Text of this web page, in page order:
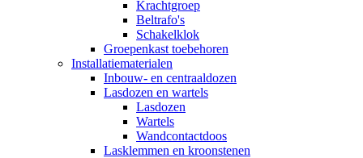
Krachtgroep
Beltrafo's
Schakelklok
Groepenkast toebehoren
Installatiematerialen
Inbouw- en centraaldozen
Lasdozen en wartels
Lasdozen
Wartels
Wandcontactdoos
Lasklemmen en kroonstenen